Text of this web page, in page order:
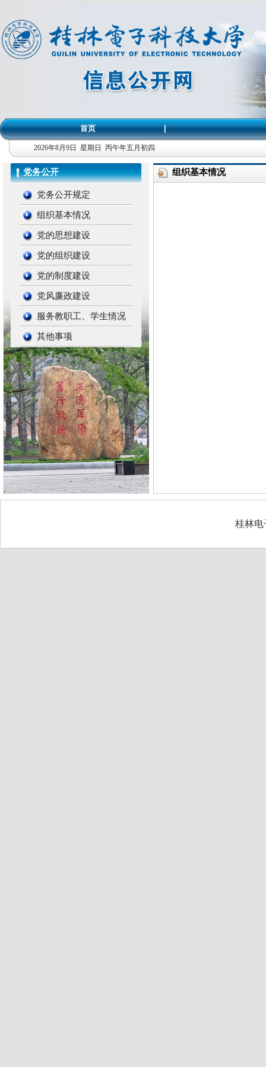
首页 |
2026年8月9日 星期日 丙午年五月初四
党务公开
党务公开规定
组织基本情况
党的思想建设
党的组织建设
党的制度建设
党风廉政建设
服务教职工、学生情况
其他事项
组织基本情况
桂林电